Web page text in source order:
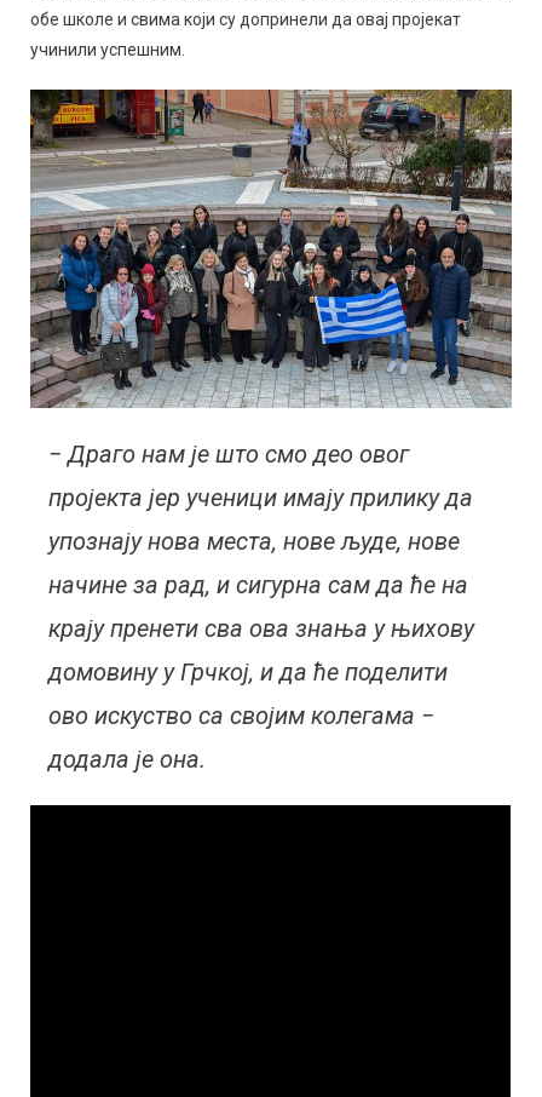
обе школе и свима који су допринели да овај пројекат
учинили успешним.
− Драго нам је што смо део овог
пројекта јер ученици имају прилику да
упознају нова места, нове људе, нове
начине за рад, и сигурна сам да ће на
крају пренети сва ова знања у њихову
домовину у Грчкој, и да ће поделити
ово искуство са својим колегама −
додала је она.